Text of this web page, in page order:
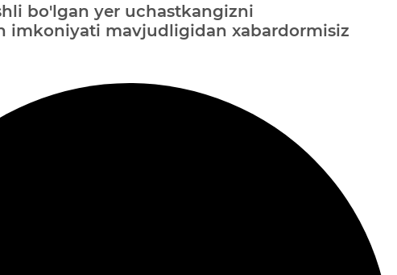
bo'lgan yer uchastkangizni
imkoniyati mavjudligidan xabardormisiz